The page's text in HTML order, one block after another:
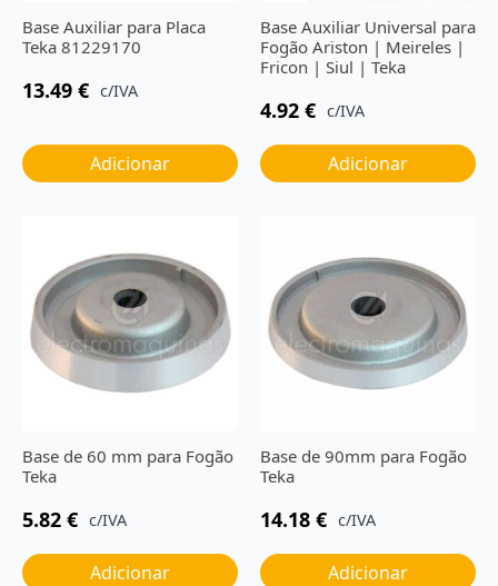
Base Auxiliar para Placa
Teka 81229170
13.49 € c/IVA
Adicionar
Base Auxiliar Universal para
Fogão Ariston | Meireles |
Fricon | Siul | Teka
4.92 € c/IVA
Adicionar
Base de 60 mm para Fogão
Teka
5.82 € c/IVA
Adicionar
Base de 90mm para Fogão
Teka
14.18 € c/IVA
Adicionar